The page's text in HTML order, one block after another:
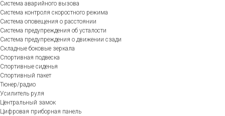
Система аварийного вызова
Система контроля скоростного режима
Система оповещения о расстоянии
Система предупреждения об усталости
Система предупреждения о движении сзади
Складные боковые зеркала
Спортивная подвеска
Спортивные сиденья
Спортивный пакет
Тюнер/радио
Усилитель руля
Центральный замок
Цифровая приборная панель